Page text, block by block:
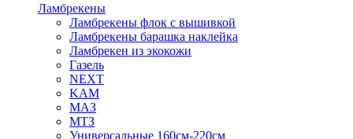
Ламбрекены
Ламбрекены флок с вышивкой
Ламбрекены барашка наклейка
Ламбрекен из экокожи
Газель
NEXT
KAM
МАЗ
МТЗ
Универсальные 160см-220см